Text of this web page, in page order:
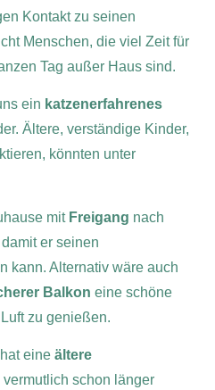
Kontakt zu seinen
Menschen, die viel Zeit für
Tag außer Haus sind.
ein katzenerfahrenes
Ältere, verständige Kinder,
könnten unter
mit Freigang nach
er seinen
kann. Alternativ wäre auch
Balkon eine schöne
zu genießen.
eine ältere
vermutlich schon länger